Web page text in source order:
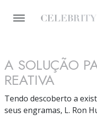
A SOLUÇÃO
REATIVA
Tendo descoberto a
seus engramas, L. Ron